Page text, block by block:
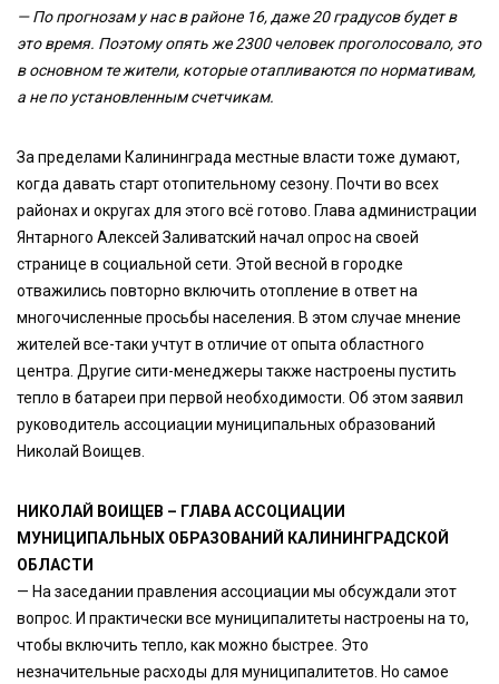
— По прогнозам у нас в районе 16, даже 20 градусов будет в
это время. Поэтому опять же 2300 человек проголосовало, это
в основном те жители, которые отапливаются по нормативам,
а не по установленным счетчикам.
За пределами Калининграда местные власти тоже думают,
когда давать старт отопительному сезону. Почти во всех
районах и округах для этого всё готово. Глава администрации
Янтарного Алексей Заливатский начал опрос на своей
странице в социальной сети. Этой весной в городке
отважились повторно включить отопление в ответ на
многочисленные просьбы населения. В этом случае мнение
жителей все-таки учтут в отличие от опыта областного
центра. Другие сити-менеджеры также настроены пустить
тепло в батареи при первой необходимости. Об этом заявил
руководитель ассоциации муниципальных образований
Николай Воищев.
НИКОЛАЙ ВОИЩЕВ – ГЛАВА АССОЦИАЦИИ
МУНИЦИПАЛЬНЫХ ОБРАЗОВАНИЙ КАЛИНИНГРАДСКОЙ
ОБЛАСТИ
— На заседании правления ассоциации мы обсуждали этот
вопрос. И практически все муниципалитеты настроены на то,
чтобы включить тепло, как можно быстрее. Это
незначительные расходы для муниципалитетов. Но самое